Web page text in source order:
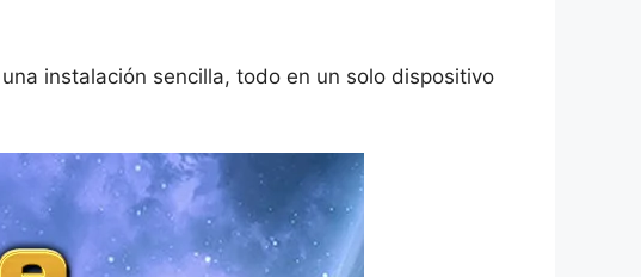
instalación sencilla, todo en un solo dispositivo